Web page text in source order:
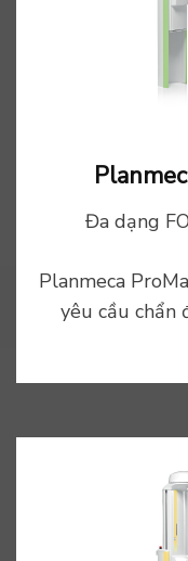
Đa dạng
Planmeca
yêu cầu chẩn